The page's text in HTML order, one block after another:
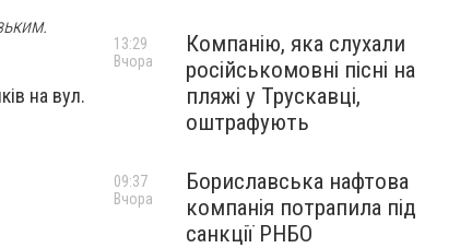
на вул.
Компанію, яка слухали
російськомовні пісні на
пляжі у Трускавці,
оштрафують
13:29
Вчора
Бориславська нафтова
компанія потрапила під
санкції РНБО
09:37
Вчора